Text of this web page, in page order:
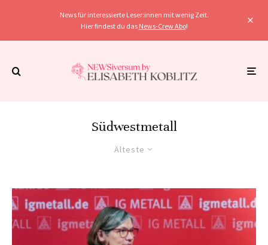
News für interessierte Leser:innen mit wenig Zeit.
Hier findest du das News-Crew Abo!
Südwestmetall
Älteste